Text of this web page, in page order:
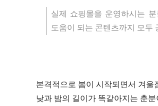
실제 쇼핑몰을 운영하시는
도움이 되는 콘텐츠까지 모두
본격적으로 봄이 시작되면서 겨울
낮과 밤의 길이가 똑같아지는 춘